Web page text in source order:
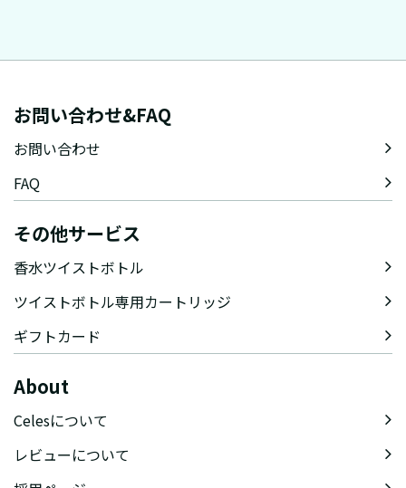
お問い合わせ&FAQ
お問い合わせ
FAQ
その他サービス
香水ツイストボトル
ツイストボトル専用カートリッジ
ギフトカード
About
Celesについて
レビューについて